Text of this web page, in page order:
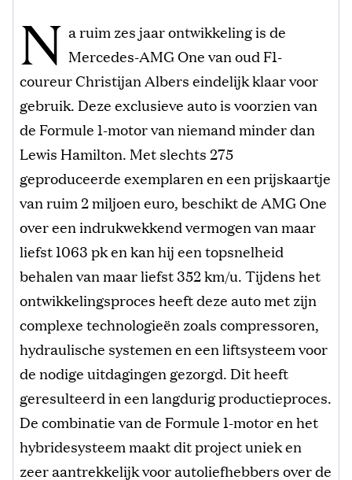
N a ruim zes jaar ontwikkeling is de
Mercedes-AMG One van oud F1-
coureur Christijan Albers eindelijk klaar voor
gebruik. Deze exclusieve auto is voorzien van
de Formule 1-motor van niemand minder dan
Lewis Hamilton. Met slechts 275
geproduceerde exemplaren en een prijskaartje
van ruim 2 miljoen euro, beschikt de AMG One
over een indrukwekkend vermogen van maar
liefst 1063 pk en kan hij een topsnelheid
behalen van maar liefst 352 km/u. Tijdens het
ontwikkelingsproces heeft deze auto met zijn
complexe technologieën zoals compressoren,
hydraulische systemen en een liftsysteem voor
de nodige uitdagingen gezorgd. Dit heeft
geresulteerd in een langdurig productieproces.
De combinatie van de Formule 1-motor en het
hybridesysteem maakt dit project uniek en
zeer aantrekkelijk voor autoliefhebbers over de